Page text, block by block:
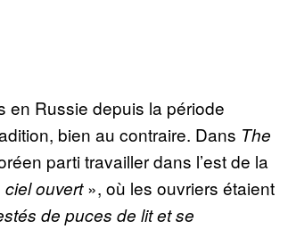
en Russie depuis la période
bien au contraire. Dans The
parti travailler dans l’est de la
ouvert», où les ouvriers étaient
de puces de lit et se